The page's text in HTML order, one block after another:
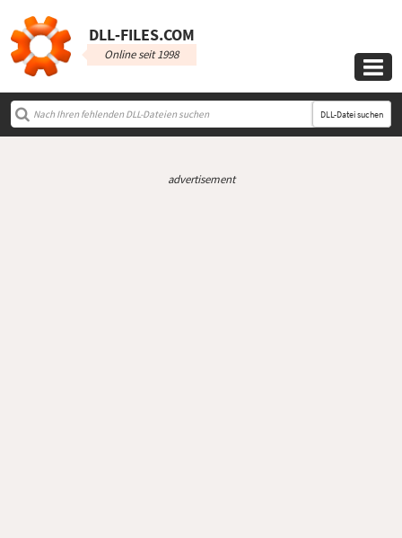
DLL‑FILES.COM
Online seit 1998

DLL-Datei suchen
advertisement